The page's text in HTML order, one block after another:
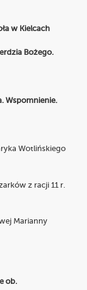
w Kielcach
Bożego.
Wspomnienie.
Wotlińskiego
z racji 11 r.
Marianny
ob.